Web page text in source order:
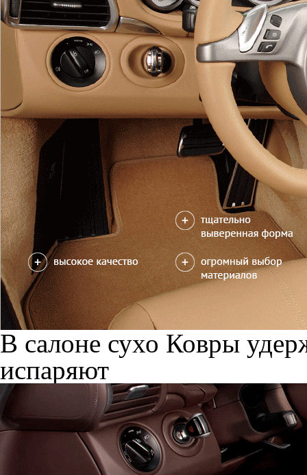
В салоне сухо Ковры
испаряют